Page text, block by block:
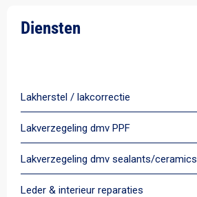
Diensten
Lakherstel / lakcorrectie
Lakverzegeling dmv PPF
Lakverzegeling dmv sealants/ceramics
Leder & interieur reparaties